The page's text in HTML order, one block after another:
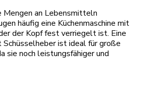
an Lebensmitteln
häufig eine Küchenmaschine mit
der Kopf fest verriegelt ist. Eine
Schüsselheber ist ideal für große
sie noch leistungsfähiger und